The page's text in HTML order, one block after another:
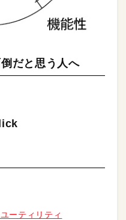
だと思う人へ
ーティリティ